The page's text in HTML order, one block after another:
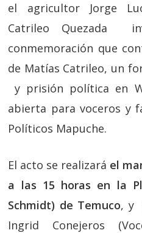
el agricultor Jorge
Catrileo Quezada
conmemoración que
de Matías Catrileo, un
y prisión política en
abierta para voceros y
Políticos Mapuche.
El acto se realizará el
a las 15 horas en la
Schmidt) de Temuco, y
Ingrid Conejeros